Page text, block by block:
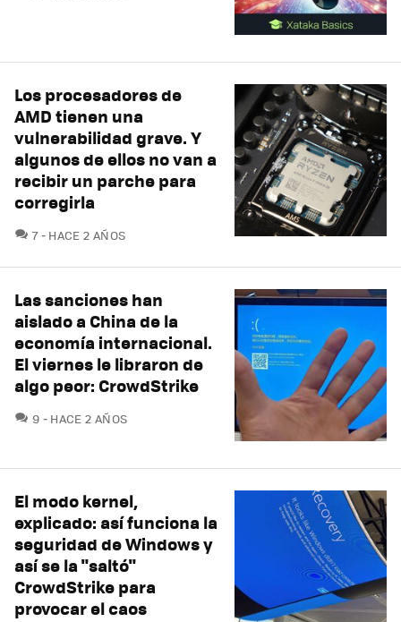
Los procesadores de
AMD tienen una
vulnerabilidad grave. Y
algunos de ellos no van a
recibir un parche para
corregirla
7COMENTARIOS
HACE 2 AÑOS
Las sanciones han
aislado a China de la
economía internacional.
El viernes le libraron de
algo peor: CrowdStrike
9 COMENTARIOS
HACE 2 AÑOS
El modo kernel,
explicado: así funciona la
seguridad de Windows y
así se la "saltó"
CrowdStrike para
provocar el caos